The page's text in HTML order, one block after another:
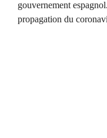
gouvernement
propagation du